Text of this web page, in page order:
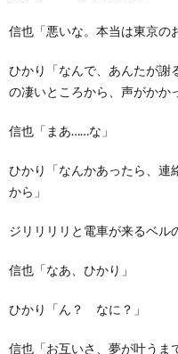
信也「悪いな。本当は東京の
ひかり「なんで、あんたが謝
の凄いところから、声がかか
信也「まあ……な」
ひかり「なんかあったら、連
から」
ジリリリリと電車が来るベル
信也「なあ、ひかり」
ひかり「ん？ なに？」
信也「お互いさ、夢が叶うま